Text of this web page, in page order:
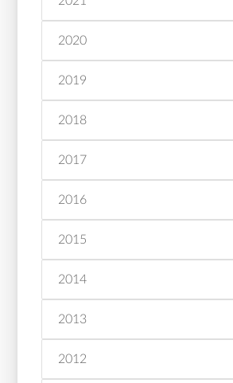
2020
2019
2018
2017
2016
2015
2014
2013
2012